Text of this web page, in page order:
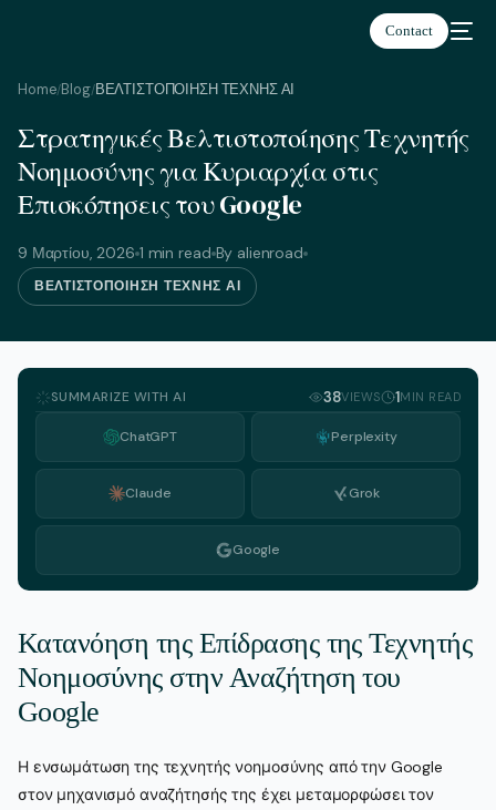
Contact
Home/Blog/ΒΕΛΤΙΣΤΟΠΟΙΗΣΗ ΤΕΧΝΗΣ ΑΙ
Στρατηγικές Βελτιστοποίησης Τεχνητής
Νοημοσύνης για Κυριαρχία στις
Επισκόπησεις του Google
9 Μαρτίου, 2026 1 min read By alienroad
ΒΕΛΤΙΣΤΟΠΟΙΗΣΗ ΤΕΧΝΗΣ ΑΙ
SUMMARIZE WITH AI 38VIEWS 1MIN READ
ChatGPT Perplexity
Claude Grok
Google
Κατανόηση της Επίδρασης της Τεχνητής
Νοημοσύνης στην Αναζήτηση του
Google
Η ενσωμάτωση της τεχνητής νοημοσύνης από την Google
στον μηχανισμό αναζήτησής της έχει μεταμορφώσει τον
Ελληνικά